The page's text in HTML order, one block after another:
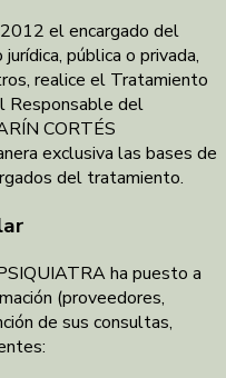
el encargado del
pública o privada,
realice el Tratamiento
Responsable del
CORTÉS
exclusiva las bases de
del tratamiento.
ha puesto a
(proveedores,
de sus consultas,